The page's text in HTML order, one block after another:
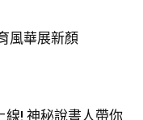
風華展新顏
線! 神秘說書人帶你